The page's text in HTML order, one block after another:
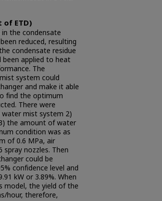
ETD)
the condensate
reduced, resulting
condensate residue
applied to heat
The
system could
and make it able
find the optimum
There were
mist system 2)
the amount of water
condition was as
of 0.6 MPa, air
nozzles. Then
could be
confidence level and
kW or 3.89%. When
model, the yield of the
hour, therefore,